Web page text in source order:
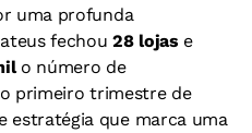
uma profunda
fechou28 lojas e
o número de
primeiro trimestre de
estratégia que marca uma